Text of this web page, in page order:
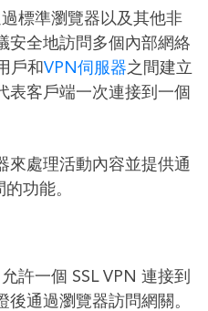
標準瀏覽器以及其他非
安全地訪問多個內部網絡
戶和VPN伺服器之間建立
表客戶端一次連接到一個
來處理活動內容並提供通
功能。
許一個 SSL VPN 連接到
通過瀏覽器訪問網關。